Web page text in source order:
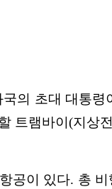
의 초대 대통령
트램바이(지상
공이 있다. 총